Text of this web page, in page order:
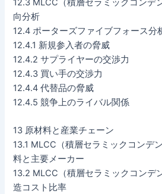
12.3 MLCC（積層セラミックコンデ
向分析
12.4 ポーターズファイブフォース分
12.4.1 新規参入者の脅威
12.4.2 サプライヤーの交渉力
12.4.3 買い手の交渉力
12.4.4 代替品の脅威
12.4.5 競争上のライバル関係
13 原材料と産業チェーン
13.1 MLCC（積層セラミックコンデ
料と主要メーカー
13.2 MLCC（積層セラミックコンデ
造コスト比率